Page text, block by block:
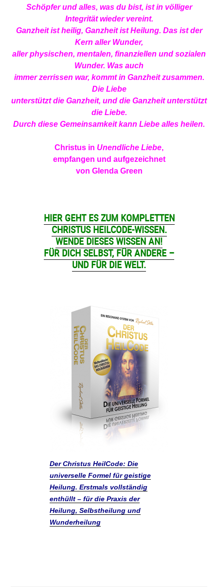
Schöpfer und alles, was du bist, ist in völliger
Integrität wieder vereint.
Ganzheit ist heilig, Ganzheit ist Heilung. Das ist der
Kern aller Wunder,
aller physischen, mentalen, finanziellen und sozialen
Wunder. Was auch
immer zerrissen war, kommt in Ganzheit zusammen.
Die Liebe
unterstützt die Ganzheit, und die Ganzheit unterstützt
die Liebe.
Durch diese Gemeinsamkeit kann Liebe alles heilen.
Christus in Unendliche Liebe,
empfangen und aufgezeichnet
von Glenda Green
HIER GEHT ES ZUM KOMPLETTEN
CHRISTUS HEILCODE-WISSEN.
WENDE DIESES WISSEN AN!
FÜR DICH SELBST, FÜR ANDERE –
UND FÜR DIE WELT.
Der Christus HeilCode: Die
universelle Formel für geistige
Heilung. Erstmals vollständig
enthüllt – für die Praxis der
Heilung, Selbstheilung und
Wunderheilung